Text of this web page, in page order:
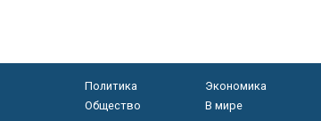
Политика
Экономика
Общество
В мире